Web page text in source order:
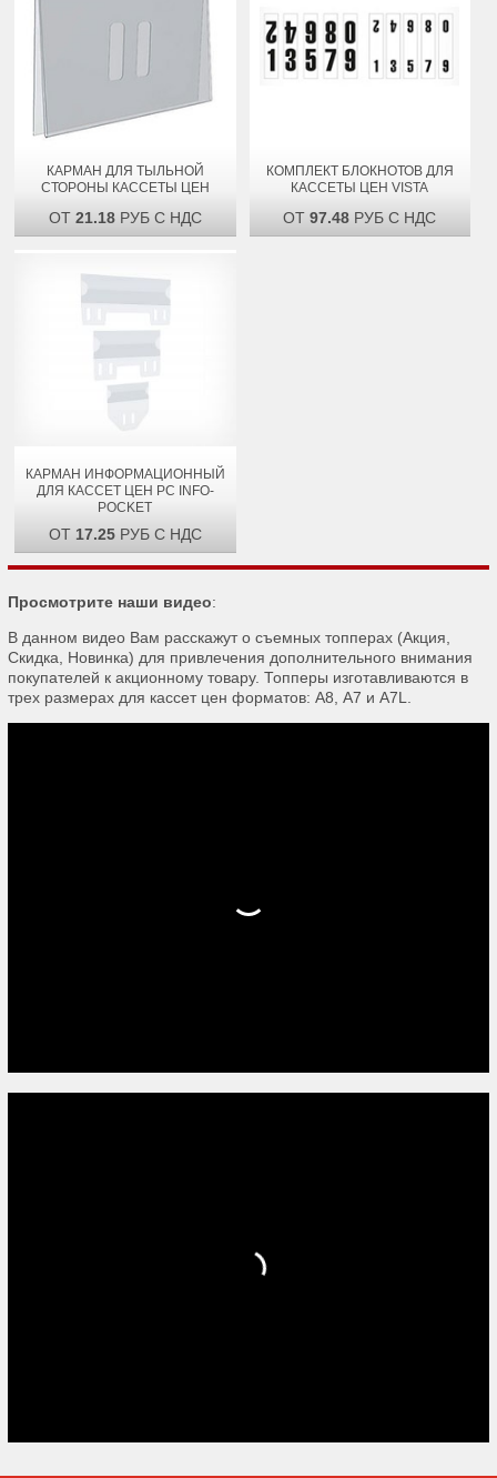
КАРМАН ДЛЯ ТЫЛЬНОЙ
СТОРОНЫ КАССЕТЫ ЦЕН
ОТ 21.18РУБ С НДС
КОМПЛЕКТ БЛОКНОТОВ ДЛЯ
КАССЕТЫ ЦЕН VISTA
ОТ97.48 РУБ С НДС
КАРМАН ИНФОРМАЦИОННЫЙ
ДЛЯ КАССЕТ ЦЕН PC INFO-
POCKET
ОТ 17.25РУБ С НДС
Просмотрите наши видео:
В данном видео Вам расскажут о съемных топперах (Акция,
Скидка, Новинка) для привлечения дополнительного внимания
покупателей к акционному товару. Топперы изготавливаются в
трех размерах для кассет цен форматов: А8, А7 и A7L.